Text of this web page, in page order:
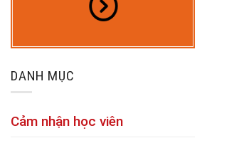
DANH MỤC
Cảm nhận học viên